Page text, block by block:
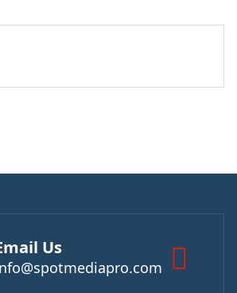
Email Us
info@spotmediapro.com